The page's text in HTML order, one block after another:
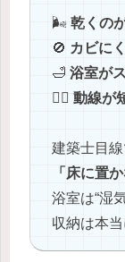
🌬 乾くの
🚫 カビに
🛁 浴室が
🏃‍♂️ 動線が
建築士目線
「床に置
浴室は“湿
収納は本